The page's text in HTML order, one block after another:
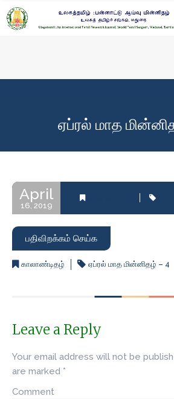
ஏப்ரல் மாத
April
16, 2019
பதிவிறக்கம் செய்க
காலாண்டிதழ் ஏப்ரல் மாத மின்னிதழ் – 4
Leave a Reply
Your email address will not be
are marked *
Comment